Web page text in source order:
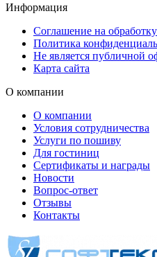
Информация
Соглашение на
Политика
Не является публичной
Карта сайта
О компании
О компании
Условия сотрудничества
Услуги по пошиву
Для гостиниц
Сертификаты и награды
Новости
Вопрос-ответ
Отзывы
Контакты